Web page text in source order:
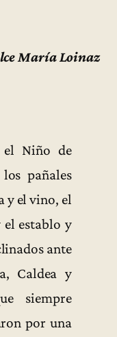
María Loinaz
Niño de
pañales
y el vino, el
establo y
ante
Caldea y
siempre
por una